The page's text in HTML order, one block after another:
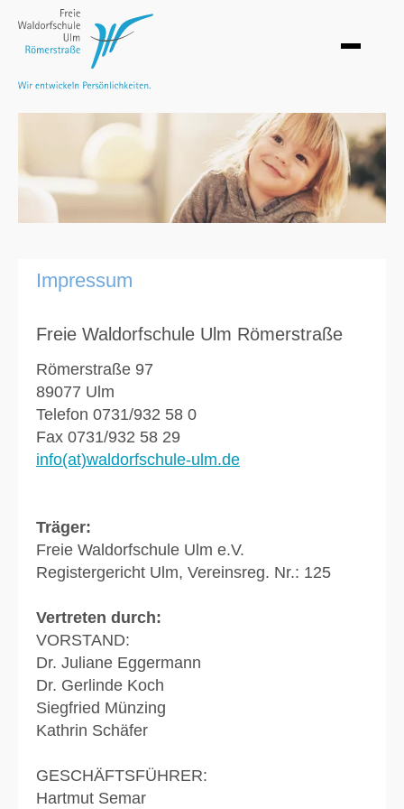
Impressum
Freie Waldorfschule Ulm Römerstraße
Römerstraße 97
89077 Ulm
Telefon 0731/932 58 0
Fax 0731/932 58 29
info(at)waldorfschule-ulm.de
Träger:
Freie Waldorfschule Ulm e.V.
Registergericht Ulm, Vereinsreg. Nr.: 125
Vertreten durch:
VORSTAND:
Dr. Juliane Eggermann
Dr. Gerlinde Koch
Siegfried Münzing
Kathrin Schäfer
GESCHÄFTSFÜHRER:
Hartmut Semar